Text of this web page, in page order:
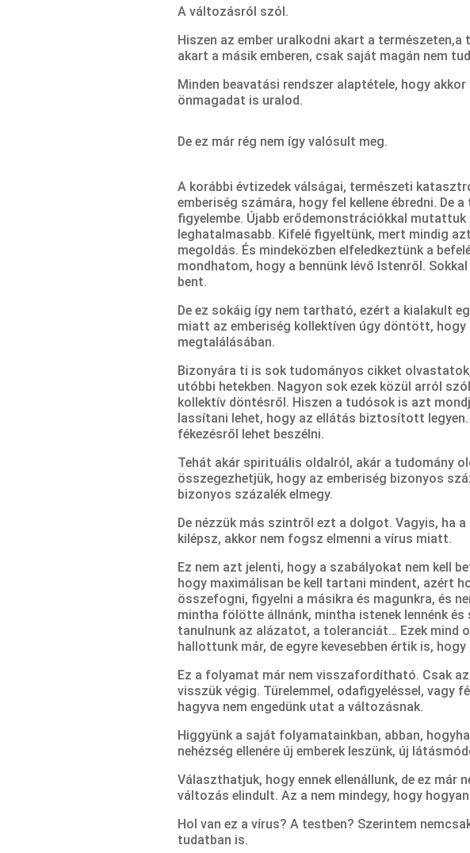
A változásról szól.
Hiszen az ember uralkodni akart a természeten,a
akart a másik emberen, csak saját magán nem
Minden beavatási rendszer alaptétele, hogy
önmagadat is uralod.
De ez már rég nem így valósult meg.
A korábbi évtizedek válságai, természeti
emberiség számára, hogy fel kellene ébredni. De
figyelembe. Újabb erődemonstrációkkal mutattuk
leghatalmasabb. Kifelé figyeltünk, mert mindig
megoldás. És mindeközben elfeledkeztünk a
mondhatom, hogy a bennünk lévő Istenről.
bent.
De ez sokáig így nem tartható, ezért a kialakult
miatt az emberiség kollektíven úgy döntött,
megtalálásában.
Bizonyára ti is sok tudományos cikket
utóbbi hetekben. Nagyon sok ezek közül arról
kollektív döntésről. Hiszen a tudósok is azt
lassítani lehet, hogy az ellátás biztosított
fékezésről lehet beszélni.
Tehát akár spirituális oldalról, akár a tudomány
összegezhetjük, hogy az emberiség bizonyos
bizonyos százalék elmegy.
De nézzük más szintről ezt a dolgot. Vagyis, ha
kilépsz, akkor nem fogsz elmenni a vírus miatt.
Ez nem azt jelenti, hogy a szabályokat nem kell
hogy maximálisan be kell tartani mindent, azért
összefogni, figyelni a másikra és magunkra, és
mintha fölötte állnánk, mintha istenek lennénk és
tanulnunk az alázatot, a toleranciát… Ezek mind
hallottunk már, de egyre kevesebben értik is,
Ez a folyamat már nem visszafordítható. Csak
visszük végig. Türelemmel, odafigyeléssel, vagy
hagyva nem engedünk utat a változásnak.
Higgyünk a saját folyamatainkban, abban,
nehézség ellenére új emberek leszünk, új
Választhatjuk, hogy ennek ellenállunk, de ez már
változás elindult. Az a nem mindegy, hogy
Hol van ez a vírus? A testben? Szerintem
tudatban is.